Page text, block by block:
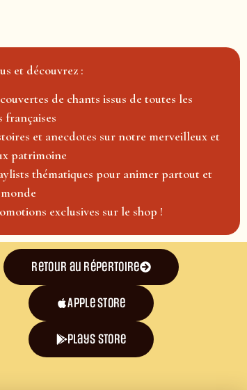
et découvrez :
de chants issus de toutes les
françaises
et anecdotes sur notre merveilleux et
patrimoine
thématiques pour animer partout et
exclusives sur le shop !
Retour au répertoire
Apple Store
plays store